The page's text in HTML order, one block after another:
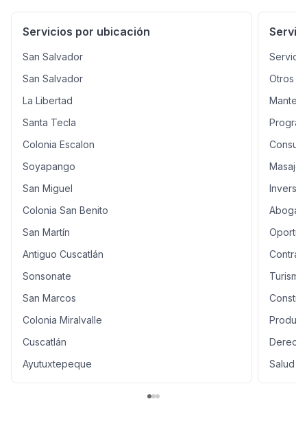
Servicios por ubicación
San Salvador
San Salvador
La Libertad
Santa Tecla
Colonia Escalon
Soyapango
San Miguel
Colonia San Benito
San Martín
Antiguo Cuscatlán
Sonsonate
San Marcos
Colonia Miralvalle
Cuscatlán
Ayutuxtepeque
Otros
Turismo
Salud